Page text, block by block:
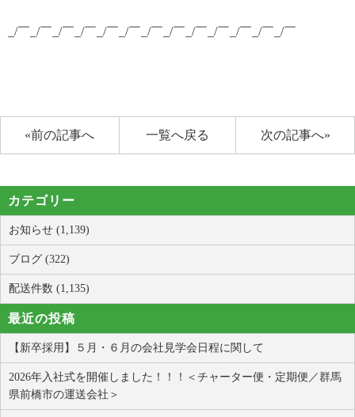
_/￣_/￣_/￣_/￣_/￣_/￣_/￣_/￣_/￣_/￣_/￣_/￣_/￣
«前の記事へ 次の記事へ»
一覧へ戻る
カテゴリー
お知らせ (1,139)
ブログ (322)
配送件数 (1,135)
最近の投稿
【新卒採用】５月・６月の会社見学会日程に関して
2026年入社式を開催しました！！！＜チャーター便・定期便／群馬
県前橋市の運送会社＞